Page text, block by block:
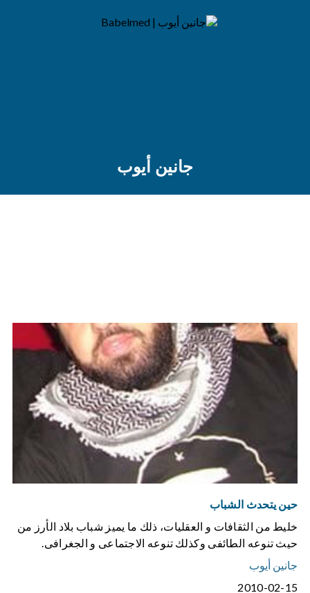
جانين أيوب
حين يتحدث الشباب
خليط من الثقافات و العقليات، ذلك ما يميز شباب بلاد الأرز من
حيث تنوعه الطائفى وكذلك تنوعه الاجتماعى و الجغرافى.
جانين أيوب
2010-02-15